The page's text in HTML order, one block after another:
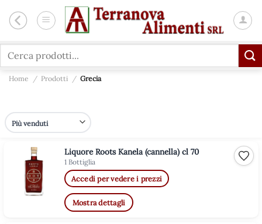
Cerca:
Home / Prodotti / Grecia
Liquore Roots Kanela (cannella) cl 70
1 Bottiglia
Accedi per vedere i prezzi
Mostra dettagli